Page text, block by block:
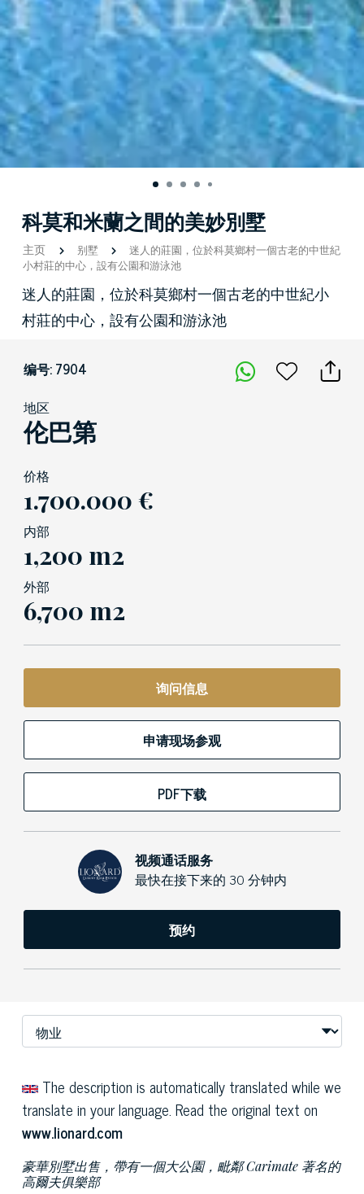
科莫和米蘭之間的美妙別墅
主页 别墅
迷人的莊園，位於科莫鄉村一個古老的中世紀
小村莊的中心，設有公園和游泳池
迷人的莊園，位於科莫鄉村一個古老的中世紀小
村莊的中心，設有公園和游泳池
编号: 7904
地区
伦巴第
价格
1.700.000 €
内部
1,200 m2
外部
6,700 m2
询问信息
申请现场参观
PDF下载
视频通话服务
最快在接下来的 30 分钟内
预约
The description is automatically translated while we
translate in your language. Read the original text on
www.lionard.com
豪華別墅出售，帶有一個大公園，毗鄰 Carimate 著名的
高爾夫俱樂部